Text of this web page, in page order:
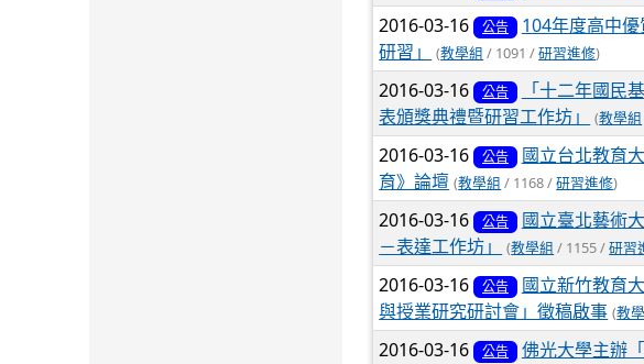
2016-03-16 公告
104年度高中
研習」
(教學組 / 1091 /研習進修)
2016-03-16 公告
「十二年國民
表頒獎典禮暨研習工作坊」
(教學組
2016-03-16 公告
國立台北教育
育》論壇 (教學組 / 1168 /研習進修)
2016-03-16 公告
國立臺北藝術
－表達工作坊」
(教學組 / 1155 /研習
2016-03-16 公告
國立新竹教育
與授業研究研討會」徵稿啟事 (教
2016-03-16 公告 佛光大學主辦